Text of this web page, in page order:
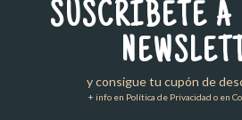
SUSCRÍBETE A
y consigue tu cupón de
+ info en Política de Privacidad o en